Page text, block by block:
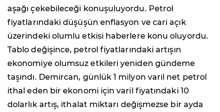
aşağı çekebileceği konuşuluyordu. Petrol
fiyatlarındaki düşüşün enflasyon ve cari açık
üzerindeki olumlu etkisi haberlere konu oluyordu.
Tablo değişince, petrol fiyatlarındaki artışın
ekonomiye olumsuz etkileri yeniden gündeme
taşındı. Demircan, günlük 1 milyon varil net petrol
ithal eden bir ekonomi için varil fiyatındaki 10
dolarlık artış, ithalat miktarı değişmezse bir ayda